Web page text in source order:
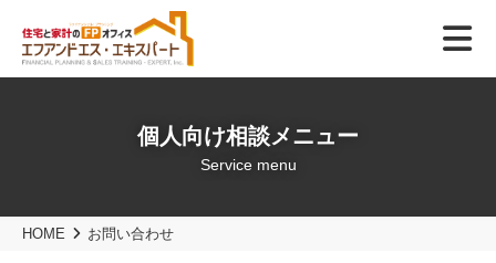
個人向け相談メニュー
Service menu
HOME お問い合わせ